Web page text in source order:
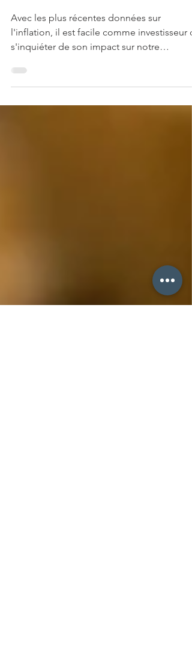
votre portefeuille contre
l'inflation
l'inflation, il est facile comme investisseur
s'inquiéter de son impact sur notre
portefeuille....